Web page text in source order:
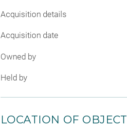
Acquisition details
Acquisition date
Owned by
Held by
LOCATION OF OBJECT